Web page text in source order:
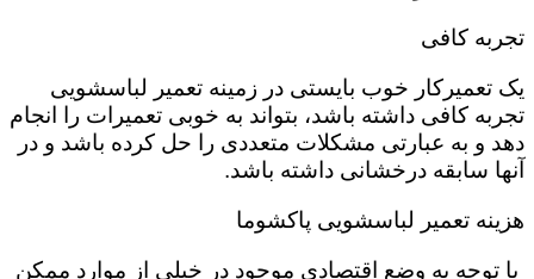
تجربه کافی
یک تعمیرکار خوب بایستی در زمینه تعمیر لباسشویی
تجربه کافی داشته باشد، بتواند به خوبی تعمیرات را انجام
دهد و به عبارتی مشکلات متعددی را حل کرده باشد و در
آنها سابقه درخشانی داشته باشد.
هزینه تعمیر لباسشویی پاکشوما
با توجه به وضع اقتصادی موجود در خیلی از موارد ممکن